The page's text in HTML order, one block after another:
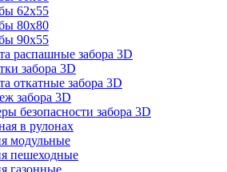
62х55
80х80
90х55
распашные забора 3D
забора 3D
откатные забора 3D
забора 3D
безопасности забора 3D
в рулонах
модульные
пешеходные
газонные